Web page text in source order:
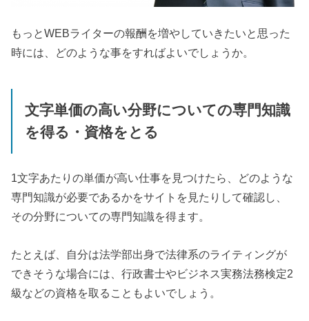
もっとWEBライターの報酬を増やしていきたいと思った
時には、どのような事をすればよいでしょうか。
文字単価の高い分野についての専門知識
を得る・資格をとる
1文字あたりの単価が高い仕事を見つけたら、どのような
専門知識が必要であるかをサイトを見たりして確認し、
その分野についての専門知識を得ます。
たとえば、自分は法学部出身で法律系のライティングが
できそうな場合には、行政書士やビジネス実務法務検定2
級などの資格を取ることもよいでしょう。